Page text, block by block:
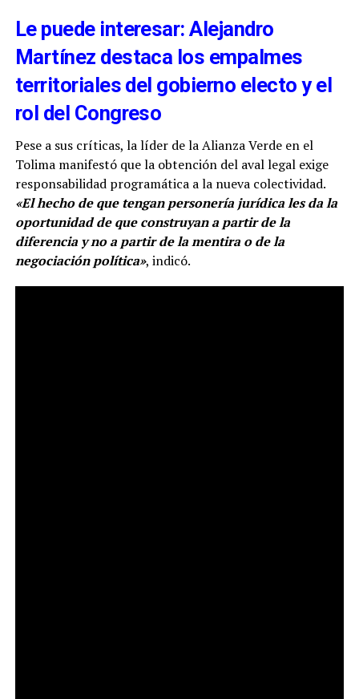
Le puede interesar: Alejandro
Martínez destaca los empalmes
territoriales del gobierno electo y el
rol del Congreso
Pese a sus críticas, la líder de la Alianza Verde en el
Tolima manifestó que la obtención del aval legal exige
responsabilidad programática a la nueva colectividad.
«El hecho de que tengan personería jurídica les da la
oportunidad de que construyan a partir de la
diferencia y no a partir de la mentira o de la
negociación política», indicó.